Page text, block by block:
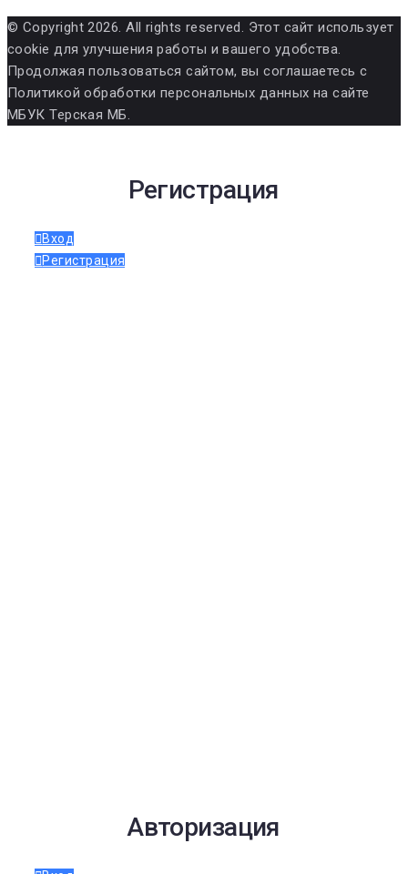
© Copyright 2026. All rights reserved. Этот сайт использует
cookie для улучшения работы и вашего удобства.
Продолжая пользоваться сайтом, вы соглашаетесь с
Политикой обработки персональных данных на сайте
МБУК Терская МБ.
Регистрация
Вход
Регистрация
Авторизация